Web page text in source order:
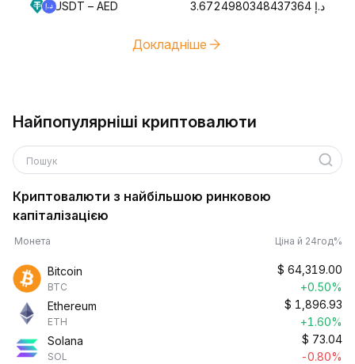
USDT – AED د.إ 3.6724980348437364
Докладніше
Найпопулярніші криптовалюти
Пошук
Криптовалюти з найбільшою ринковою
капіталізацією
Монета Ціна й 24год%
Bitcoin
BTC
$ 64,319.00
+0.50%
Ethereum
ETH
$ 1,896.93
+1.60%
Solana
SOL
$ 73.04
-0.80%